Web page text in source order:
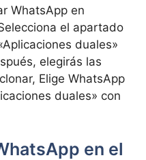
WhatsApp‌ en
el ‌apartado
duales»
elegirás las
Elige WhatsApp‌
duales» con
en el